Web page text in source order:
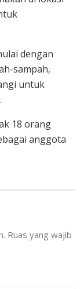
dengan
sampah,
untuk
18 orang
anggota
Ruas yang wajib